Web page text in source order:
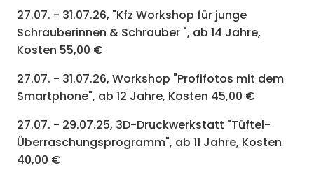
27.07. - 31.07.26, "Kfz Workshop für junge
Schrauberinnen & Schrauber ", ab 14 Jahre,
Kosten 55,00 €
27.07. - 31.07.26, Workshop "Profifotos mit dem
Smartphone", ab 12 Jahre, Kosten 45,00 €
27.07. - 29.07.25, 3D-Druckwerkstatt "Tüftel-
Überraschungsprogramm", ab 11 Jahre, Kosten
40,00 €